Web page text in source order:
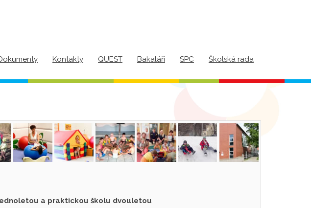
Kontakty QUEST Bakaláři SPC Školská rada
a praktickou školu dvouletou